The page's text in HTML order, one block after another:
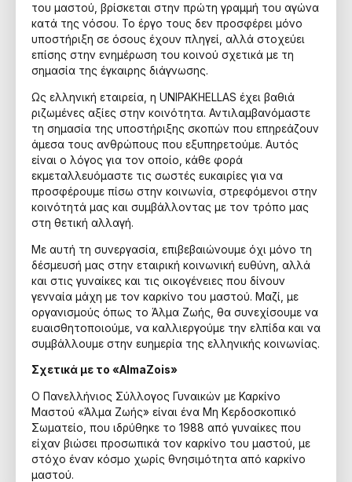
του μαστού, βρίσκεται στην πρώτη γραμμή του αγώνα
κατά της νόσου. Το έργο τους δεν προσφέρει μόνο
υποστήριξη σε όσους έχουν πληγεί, αλλά στοχεύει
επίσης στην ενημέρωση του κοινού σχετικά με τη
σημασία της έγκαιρης διάγνωσης.
Ως ελληνική εταιρεία, η UNIPAKHELLAS έχει βαθιά
ριζωμένες αξίες στην κοινότητα. Αντιλαμβανόμαστε
τη σημασία της υποστήριξης σκοπών που επηρεάζουν
άμεσα τους ανθρώπους που εξυπηρετούμε. Αυτός
είναι ο λόγος για τον οποίο, κάθε φορά
εκμεταλλευόμαστε τις σωστές ευκαιρίες για να
προσφέρουμε πίσω στην κοινωνία, στρεφόμενοι στην
κοινότητά μας και συμβάλλοντας με τον τρόπο μας
στη θετική αλλαγή.
Με αυτή τη συνεργασία, επιβεβαιώνουμε όχι μόνο τη
δέσμευσή μας στην εταιρική κοινωνική ευθύνη, αλλά
και στις γυναίκες και τις οικογένειες που δίνουν
γενναία μάχη με τον καρκίνο του μαστού. Μαζί, με
οργανισμούς όπως το Άλμα Ζωής, θα συνεχίσουμε να
ευαισθητοποιούμε, να καλλιεργούμε την ελπίδα και να
συμβάλλουμε στην ευημερία της ελληνικής κοινωνίας.
Σχετικά με το «AlmaZois»
Ο Πανελλήνιος Σύλλογος Γυναικών με Καρκίνο
Μαστού «Άλμα Ζωής» είναι ένα Μη Κερδοσκοπικό
Σωματείο, που ιδρύθηκε το 1988 από γυναίκες που
είχαν βιώσει προσωπικά τον καρκίνο του μαστού, με
στόχο έναν κόσμο χωρίς θνησιμότητα από καρκίνο
μαστού.